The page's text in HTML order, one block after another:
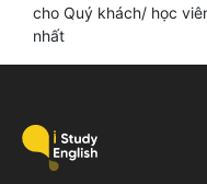
cho Quý khách/ học
nhất